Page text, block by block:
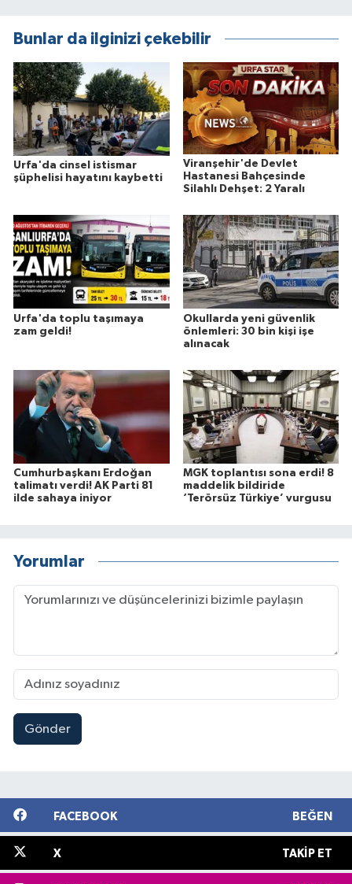
Bunlar da ilginizi çekebilir
Urfa'da cinsel istismar
şüphelisi hayatını kaybetti
Viranşehir'de Devlet
Hastanesi Bahçesinde
Silahlı Dehşet: 2 Yaralı
Urfa'da toplu taşımaya
zam geldi!
Okullarda yeni güvenlik
önlemleri: 30 bin kişi işe
alınacak
Cumhurbaşkanı Erdoğan
talimatı verdi! AK Parti 81
ilde sahaya iniyor
MGK toplantısı sona erdi! 8
maddelik bildiride
‘Terörsüz Türkiye’ vurgusu
Yorumlar
Gönder
FACEBOOK BEĞEN
X TAKIP ET